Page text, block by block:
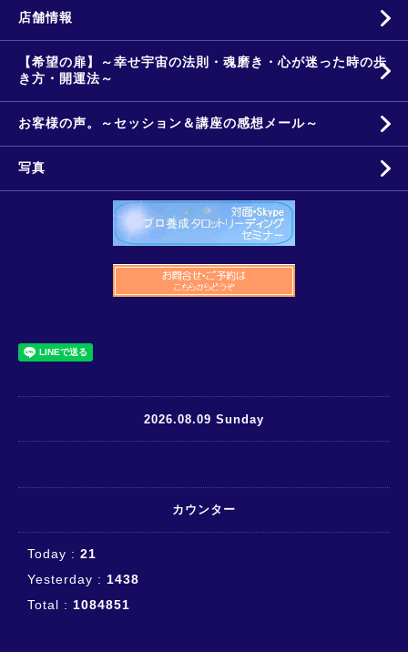
店舗情報
【希望の扉】～幸せ宇宙の法則・魂磨き・心が迷った時の歩
き方・開運法～
お客様の声。～セッション＆講座の感想メール～
写真
2026.08.09 Sunday
カウンター
Today : 21
Yesterday : 1438
Total : 1084851